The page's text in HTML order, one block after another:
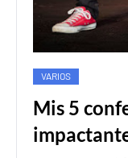
VARIOS
Mis 5